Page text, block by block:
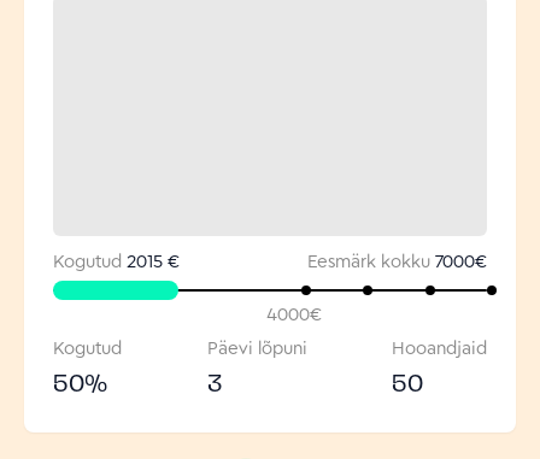
Kogutud 2015 € Eesmärk kokku 7000€
4000€
Kogutud
50%
Päevi lõpuni
3
Hooandjaid
50